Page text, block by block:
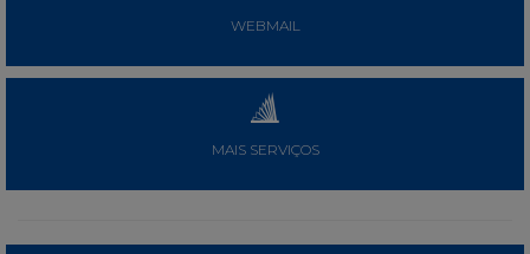
WEBMAIL
MAIS SERVIÇOS